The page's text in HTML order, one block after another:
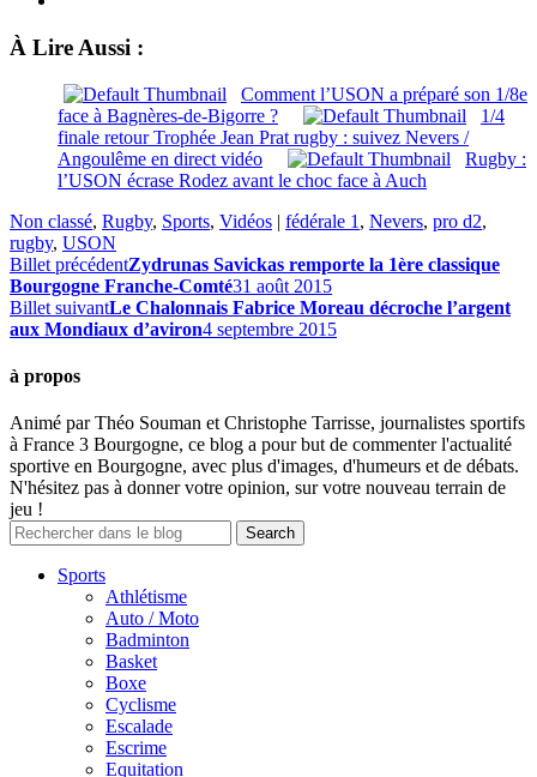
À Lire Aussi :
Comment l’USON a préparé son 1/8e
face à Bagnères-de-Bigorre ?
1/4
finale retour Trophée Jean Prat rugby : suivez Nevers /
Angoulême en direct vidéo
Rugby :
l’USON écrase Rodez avant le choc face à Auch
Non classé, Rugby, Sports, Vidéos | fédérale 1 , Nevers, pro d2,
rugby, USON
Billet précédentZydrunas Savickas remporte la 1ère classique
Bourgogne Franche-Comté31 août 2015
Billet suivantLe Chalonnais Fabrice Moreau décroche l’argent
aux Mondiaux d’aviron4 septembre 2015
à propos
Animé par Théo Souman et Christophe Tarrisse, journalistes sportifs
à France 3 Bourgogne, ce blog a pour but de commenter l'actualité
sportive en Bourgogne, avec plus d'images, d'humeurs et de débats.
N'hésitez pas à donner votre opinion, sur votre nouveau terrain de
jeu !
Sports
Athlétisme
Auto / Moto
Badminton
Basket
Boxe
Cyclisme
Escalade
Escrime
Equitation